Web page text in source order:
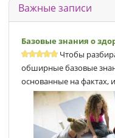
Важные записи
Базовые знания о
Чтобы
обширные базовые
основанные на фактах,